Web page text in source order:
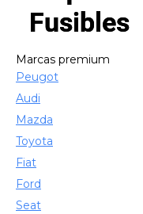
Marcas premium
Peugot
Audi
Mazda
Toyota
Fiat
Ford
Seat